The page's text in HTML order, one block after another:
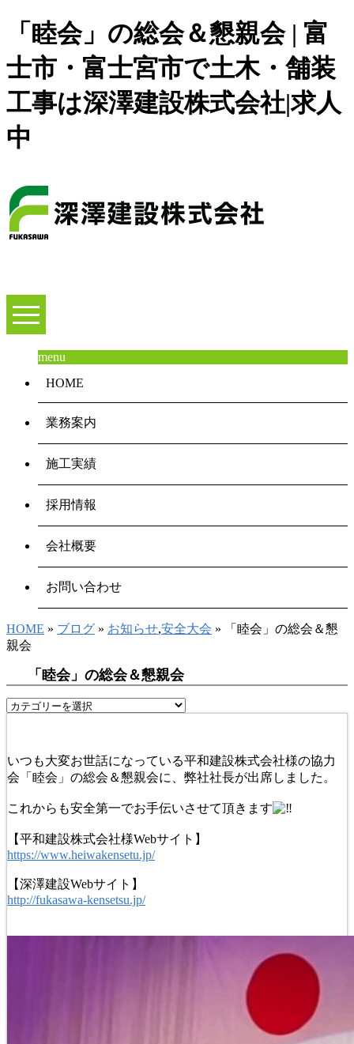
「睦会」の総会＆懇親会 | 富
士市・富士宮市で土木・舗装
工事は深澤建設株式会社|求人
中
menu
HOME
業務案内
施工実績
採用情報
会社概要
お問い合わせ
HOME » ブログ » お知らせ,安全大会 » 「睦会」の総会＆懇
親会
「睦会」の総会＆懇親会
いつも大変お世話になっている平和建設株式会社様の協力
会「睦会」の総会＆懇親会に、弊社社長が出席しました。
これからも安全第一でお手伝いさせて頂きます
【平和建設株式会社様Webサイト】
https://www.heiwakensetu.jp/
【深澤建設Webサイト】
http://fukasawa-kensetsu.jp/